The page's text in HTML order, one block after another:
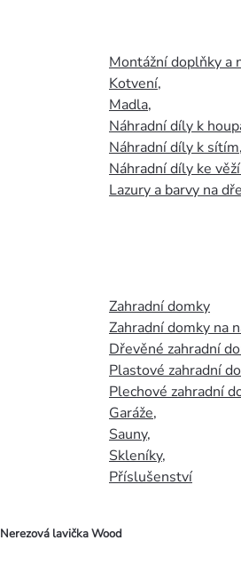
Montážní doplňky a
Kotvení,
Madla,
Náhradní díly k
Náhradní díly k sítím,
Náhradní díly ke
Lazury a barvy na
Zahradní domky
Zahradní domky na
Dřevěné zahradní
Plastové zahradní
Plechové zahradní
Garáže,
Sauny,
Skleníky,
Příslušenství
Nerezová lavička Wood